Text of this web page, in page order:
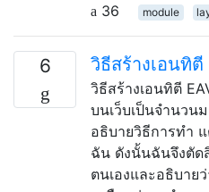
36
module
6 วิธีสร้างเอนทิตี
วิธีสร้างเอนทิตี
บนเว็บเป็นจำนว
อธิบายวิธีการทำ
ฉัน ดังนั้นฉันจึงตัด
ตนเองและอธิบาย